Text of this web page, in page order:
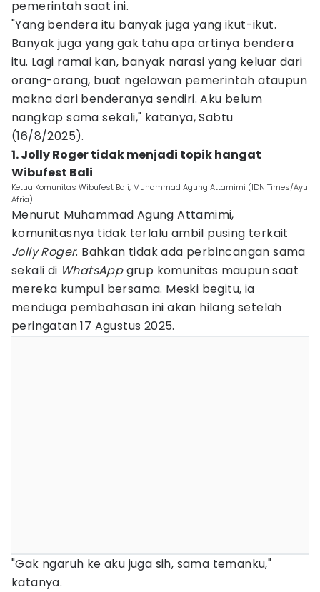
pemerintah saat ini.
"Yang bendera itu banyak juga yang ikut-ikut.
Banyak juga yang gak tahu apa artinya bendera
itu. Lagi ramai kan, banyak narasi yang keluar dari
orang-orang, buat ngelawan pemerintah ataupun
makna dari benderanya sendiri. Aku belum
nangkap sama sekali," katanya, Sabtu
(16/8/2025).
1. Jolly Roger tidak menjadi topik hangat
Wibufest Bali
Ketua Komunitas Wibufest Bali, Muhammad Agung Attamimi (IDN Times/Ayu
Afria)
Menurut Muhammad Agung Attamimi,
komunitasnya tidak terlalu ambil pusing terkait
Jolly Roger. Bahkan tidak ada perbincangan sama
sekali di WhatsAppgrup komunitas maupun saat
mereka kumpul bersama. Meski begitu, ia
menduga pembahasan ini akan hilang setelah
peringatan 17 Agustus 2025.
"Gak ngaruh ke aku juga sih, sama temanku,"
katanya.